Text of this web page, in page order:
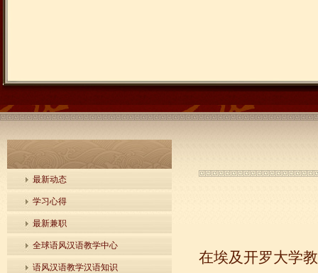
最新动态
学习心得
最新兼职
全球语风汉语教学中心
语风汉语教学汉语知识
在埃及开罗大学